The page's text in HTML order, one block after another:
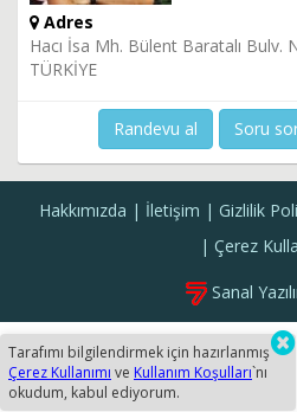
Adres
Hacı İsa Mh. Bülent Baratalı Bulv.
TÜRKİYE
Randevu al Soru
Hakkımızda İletişim Gizlilik
Çerez
Sanal
Tarafımı bilgilendirmek için hazırlanmış
Çerez Kullanımı ve Kullanım Koşulları`nı
okudum, kabul ediyorum.